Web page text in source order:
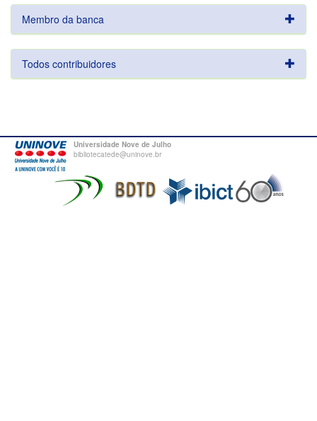
Membro da banca
Todos contribuidores
Universidade Nove de Julho
bibliotecatede@uninove.br